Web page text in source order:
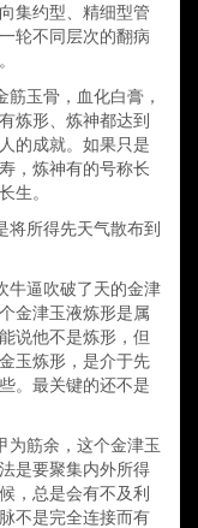
集约型、精细型管
轮不同层次的翻病
玉骨，血化白膏，
炼形、炼神都达到
的成就。如果只是
，炼神有的号称长
长生。
将所得先天气散布到
牛逼吹破了天的金津
金津玉液炼形是属
说他不是炼形，但
玉炼形，是介于先
。最关键的还不是
为筋余，这个金津玉
是要聚集内外所得
，总是会有不及利
不是完全连接而有